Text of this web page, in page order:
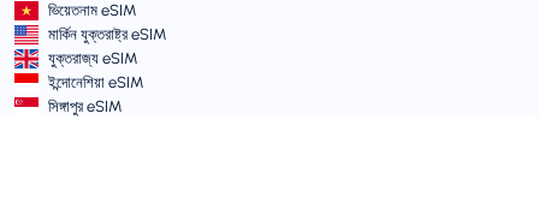
ভিয়েতনাম eSIM
মার্কিন যুক্তরাষ্ট্র eSIM
যুক্তরাজ্য eSIM
ইন্দোনেশিয়া eSIM
সিঙ্গাপুর eSIM